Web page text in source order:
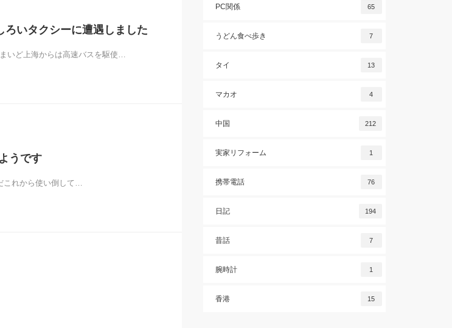
いタクシーに遭遇しました
いど上海からは高速バスを駆使…
うです
これから使い倒して…
PC関係 65
うどん食べ歩き 7
タイ 13
マカオ 4
中国 212
実家リフォーム 1
携帯電話 76
日記 194
昔話 7
腕時計 1
香港 15